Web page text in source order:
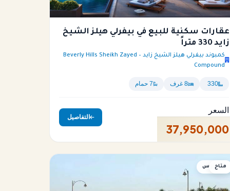
عقارات سكنية للبيع في بيفرلي هيلز الشيخ
زايد 330 متراً
كمبوند بيفرلي هيلز الشيخ زايد – Beverly Hills Sheikh Zayed
Compound
330 8 غرف 7 حمام
السعر
37,950,000
التفاصيل
بنتهاوس
متاح